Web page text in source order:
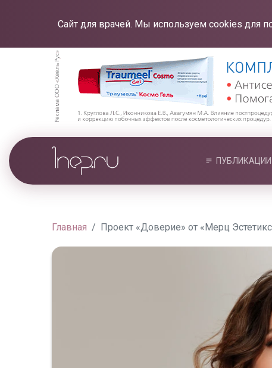
Сайт для врачей. Мы используем cookies для
ПУБЛИКАЦИИ
Главная Проект «Доверие» от «Мерц